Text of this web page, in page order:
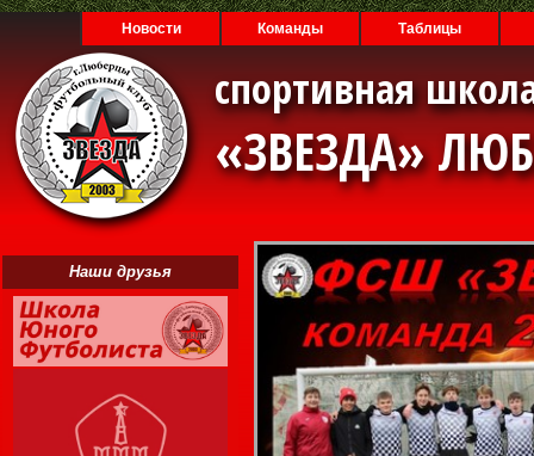
Новости Команды Таблицы
спортивная
«ЗВЕЗДА»
Наши друзья